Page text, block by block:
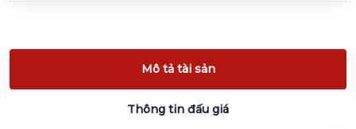
Mô tả tài sản
Thông tin đấu giá